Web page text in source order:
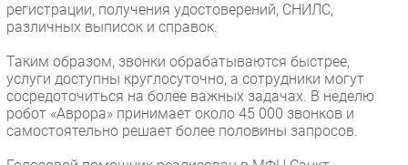
регистрации, получения удостоверений, СНИЛС,
различных выписок и справок.
Таким образом, звонки обрабатываются быстрее,
услуги доступны круглосуточно, а сотрудники могут
сосредоточиться на более важных задачах. В неделю
робот «Аврора» принимает около 45 000 звонков и
самостоятельно решает более половины запросов.